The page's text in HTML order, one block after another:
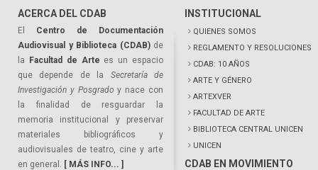
ACERCA DEL CDAB
El Centro de Documentación
Audiovisual y Biblioteca (CDAB)de
la
Facultad de Arte es un espacio
que depende de la Secretaría de
Investigación y Posgrado y nace con
la finalidad de resguardar la
memoria institucional y preservar
materiales bibliográficos y
audiovisuales de teatro, cine y arte
en general. [ MÁS INFO... ]
INSTITUCIONAL
QUIENES SOMOS
REGLAMENTO Y RESOLUCIONES
CDAB: 10 AÑOS
ARTE Y GÉNERO
ARTEXVER
FACULTAD DE ARTE
BIBLIOTECA CENTRAL UNICEN
UNICEN
CDAB EN MOVIMIENTO